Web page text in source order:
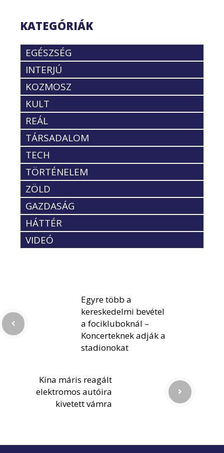
KATEGÓRIÁK
EGÉSZSÉG
INTERJÚ
KOZMOSZ
KULT
REÁL
TÁRSADALOM
TECH
TÖRTÉNELEM
ZÖLD
GAZDASÁG
HÁTTÉR
VIDEÓ
Egyre több a
kereskedelmi bevétel
a focikluboknál –
Koncerteknek adják a
stadionokat
Kína máris reagált
elektromos autóira
kivetett vámra